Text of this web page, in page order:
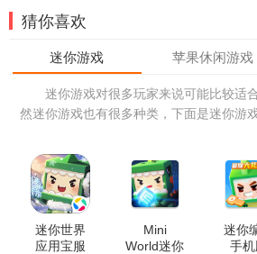
猜你喜欢
迷你游戏对很多玩家来说可能比较适
然迷你游戏也有很多种类，下面是迷你游
迷你世界
应用宝服
Mini
World迷你
迷你
手机